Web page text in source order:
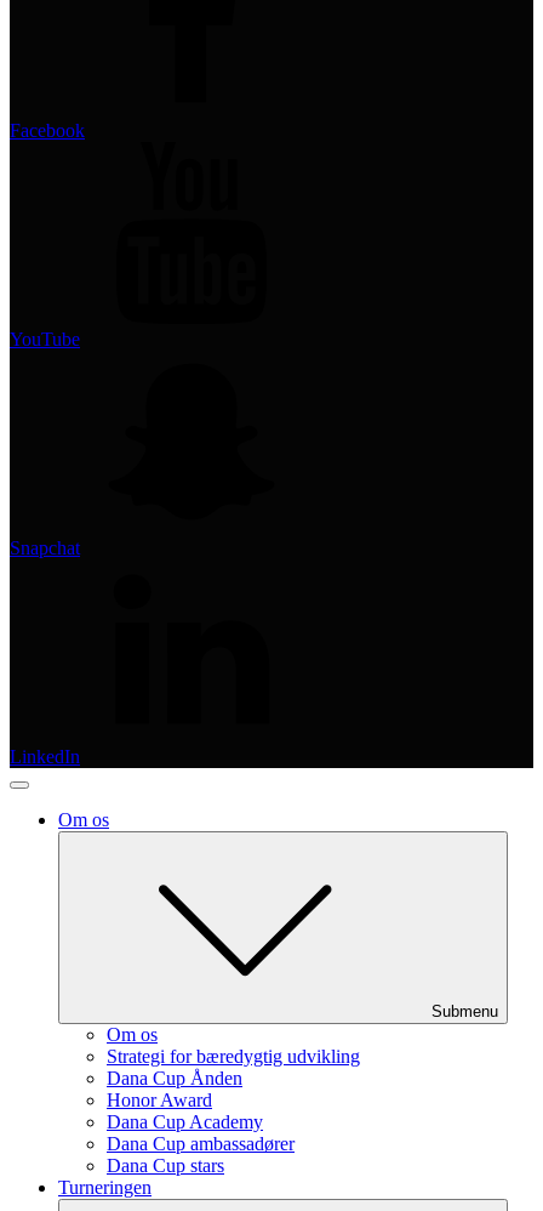
Facebook
YouTube
Snapchat
LinkedIn
Om os
Submenu
Om os
Strategi for bæredygtig udvikling
Dana Cup Ånden
Honor Award
Dana Cup Academy
Dana Cup ambassadører
Dana Cup stars
Turneringen